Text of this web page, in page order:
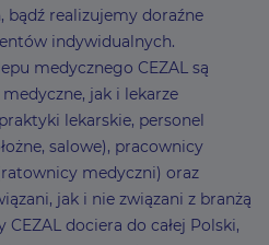
bądź realizujemy doraźne
indywidualnych.
medycznego CEZAL są
jak i lekarze
lekarskie, personel
salowe), pracownicy
medyczni) oraz
jak i nie związani z branżą
dociera do całej Polski,